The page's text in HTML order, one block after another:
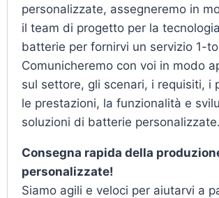
personalizzate, assegneremo in
il team di progetto per la
batterie per fornirvi un servizio 1-
Comunicheremo con voi in modo
sul settore, gli scenari, i requisiti, i
le prestazioni, la funzionalità e
soluzioni di batterie personalizzate.
Consegna rapida della
personalizzate!
Siamo agili e veloci per aiutarvi a